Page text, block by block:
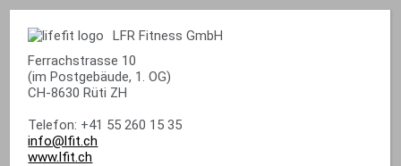
LFR Fitness GmbH
Ferrachstrasse 10
(im Postgebäude, 1. OG)
CH-8630 Rüti ZH
Telefon: +41 55 260 15 35
info@lfit.ch
www.lfit.ch